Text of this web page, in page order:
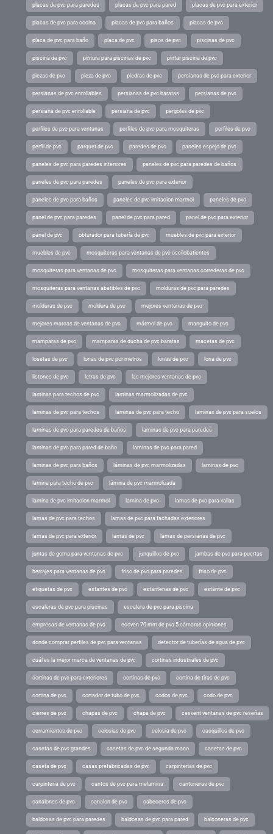
placas de pvc para paredes placas de pvc para pared placas de pvc para exterior
placas de pvc para cocina placas de pvc para baños placas de pvc
placa de pvc para baño placa de pvc pisos de pvc piscinas de pvc
piscina de pvc pintura para piscinas de pvc pintar piscina de pvc
piezas de pvc pieza de pvc piedras de pvc persianas de pvc para exterior
persianas de pvc enrollables persianas de pvc baratas persianas de pvc
persiana de pvc enrollable persiana de pvc pergolas de pvc
perfiles de pvc para ventanas perfiles de pvc para mosquiteras perfiles de pvc
perfil de pvc parquet de pvc paredes de pvc paneles espejo de pvc
paneles de pvc para paredes interiores paneles de pvc para paredes de baños
paneles de pvc para paredes paneles de pvc para exterior
paneles de pvc para baños paneles de pvc imitacion marmol paneles de pvc
panel de pvc para paredes panel de pvc para pared panel de pvc para exterior
panel de pvc obturador para tubería de pvc muebles de pvc para exterior
muebles de pvc mosquiteras para ventanas de pvc oscilobatientes
mosquiteras para ventanas de pvc mosquiteras para ventanas correderas de pvc
mosquiteras para ventanas abatibles de pvc molduras de pvc para paredes
molduras de pvc moldura de pvc mejores ventanas de pvc
mejores marcas de ventanas de pvc mármol de pvc manguito de pvc
mamparas de pvc mamparas de ducha de pvc baratas macetas de pvc
losetas de pvc lonas de pvc por metros lonas de pvc lona de pvc
listones de pvc letras de pvc las mejores ventanas de pvc
laminas para techos de pvc laminas marmolizadas de pvc
laminas de pvc para techos laminas de pvc para techo laminas de pvc para suelos
laminas de pvc para paredes de baños laminas de pvc para paredes
laminas de pvc para pared de baño laminas de pvc para pared
laminas de pvc para baños láminas de pvc marmolizadas laminas de pvc
lamina para techo de pvc lámina de pvc marmolizada
lamina de pvc imitacion marmol lamina de pvc lamas de pvc para vallas
lamas de pvc para techos lamas de pvc para fachadas exteriores
lamas de pvc para exterior lamas de pvc lamas de persianas de pvc
juntas de goma para ventanas de pvc junquillos de pvc jambas de pvc para puertas
herrajes para ventanas de pvc friso de pvc para paredes friso de pvc
etiquetas de pvc estantes de pvc estanterias de pvc estante de pvc
escaleras de pvc para piscinas escalera de pvc para piscina
empresas de ventanas de pvc ecoven 70 mm de pvc 5 cámaras opiniones
donde comprar perfiles de pvc para ventanas detector de tuberías de agua de pvc
cuál es la mejor marca de ventanas de pvc cortinas industriales de pvc
cortinas de pvc para exteriores cortinas de pvc cortina de tiras de pvc
cortina de pvc cortador de tubo de pvc codos de pvc codo de pvc
cierres de pvc chapas de pvc chapa de pvc cesvent ventanas de pvc reseñas
cerramientos de pvc celosias de pvc celosia de pvc casquillos de pvc
casetas de pvc grandes casetas de pvc de segunda mano casetas de pvc
caseta de pvc casas prefabricadas de pvc carpinterias de pvc
carpinteria de pvc cantos de pvc para melamina cantoneras de pvc
canalones de pvc canalon de pvc cabeceros de pvc
baldosas de pvc para paredes baldosas de pvc para pared balconeras de pvc